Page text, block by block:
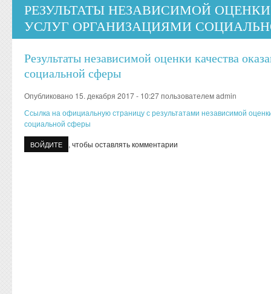
РЕЗУЛЬТАТЫ НЕЗАВИСИМОЙ
УСЛУГ ОРГАНИЗАЦИЯМИ
Результаты независимой оценки качества
социальной сферы
Опубликовано 15. декабря 2017 - 10:27 пользователемadmin
Ссылка на официальную страницу с результатами независимой
социальной сферы
ВОЙДИТЕ , чтобы оставлять комментарии